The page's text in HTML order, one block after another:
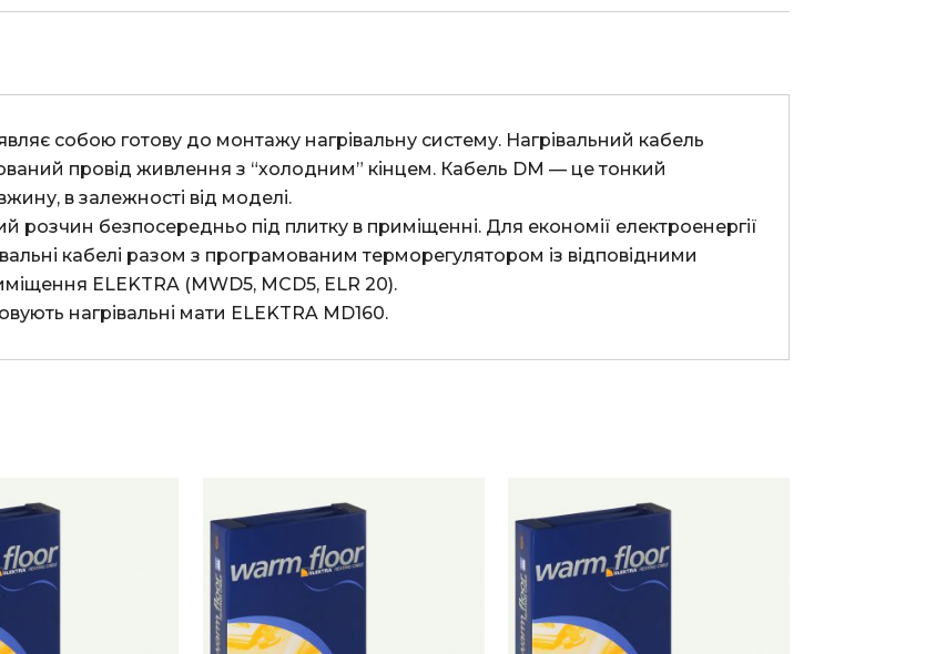
провід живлення з “холодним” кінцем. Кабель DM — це тонкий
в залежності від моделі.
кабелі разом з програмованим терморегулятором із відповідними
ELEKTRA (MWD5, MCD5, ELR 20).
нагрівальні мати ELEKTRA MD160.